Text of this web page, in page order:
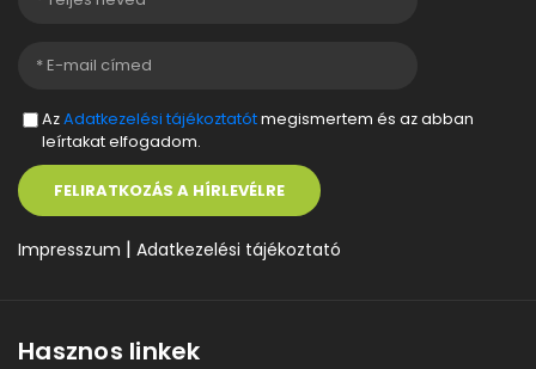
AzAdatkezelési tájékoztatótmegismertem és az abban
leírtakat elfogadom.
FELIRATKOZÁS A HÍRLEVÉLRE
Impresszum | Adatkezelési tájékoztató
Hasznos linkek